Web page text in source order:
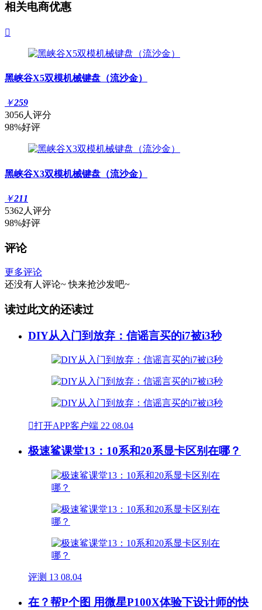
相关电商优惠

黑峡谷X5双模机械键盘（流沙金）
￥259
3056人评分
98%好评
黑峡谷X3双模机械键盘（流沙金）
￥211
5362人评分
98%好评
评论
更多评论
还没有人评论~ 快来抢沙发吧~
读过此文的还读过
DIY从入门到放弃：信谣言买的i7被i3秒
打开APP客户端 22 08.04
极速鲨课堂13：10系和20系显卡区别在哪？
评测 13 08.04
在？帮P个图 用微星P100X体验下设计师的快